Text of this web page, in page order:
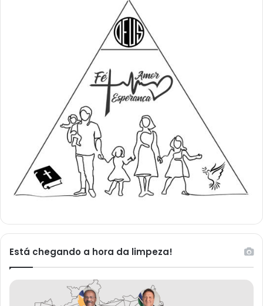
Está chegando a hora da limpeza!